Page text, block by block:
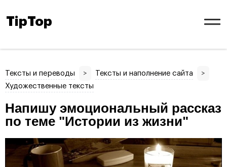
TipTop
Тексты и переводы > Тексты и наполнение сайта
>
Художественные тексты
Напишу эмоциональный рассказ
по теме "Истории из жизни"